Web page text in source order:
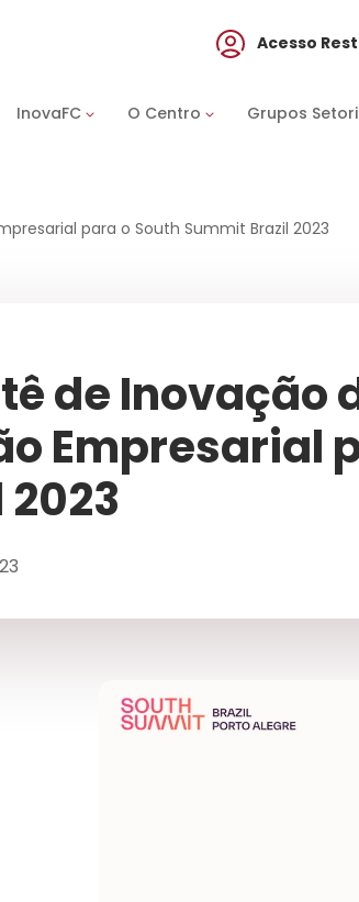
InovaFC O Centro Grupos
Acesso
para o South Summit Brazil 2023
de Inovação
Empresarial
2023